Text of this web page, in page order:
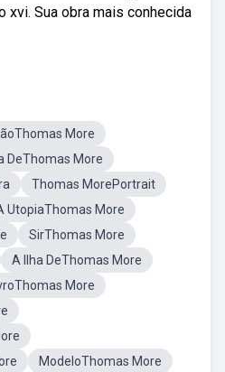
Sua obra mais conhecida
More
DeThomas More
Thomas MorePortrait
UtopiaThomas More
SirThomas More
A Ilha DeThomas More
More
ModeloThomas More